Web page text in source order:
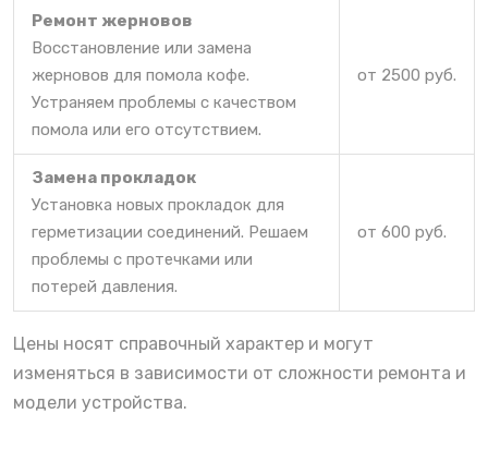
Ремонт жерновов
Восстановление или замена
жерновов для помола кофе.
Устраняем проблемы с качеством
помола или его отсутствием.
от 2500 руб.
Замена прокладок
Установка новых прокладок для
герметизации соединений. Решаем
проблемы с протечками или
потерей давления.
от 600 руб.
Цены носят справочный характер и могут
изменяться в зависимости от сложности ремонта и
модели устройства.